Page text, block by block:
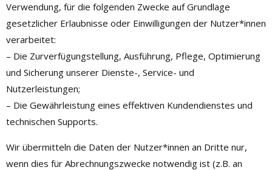
Verwendung, für die folgenden Zwecke auf Grundlage
gesetzlicher Erlaubnisse oder Einwilligungen der Nutzer*innen
verarbeitet:
– Die Zurverfügungstellung, Ausführung, Pflege, Optimierung
und Sicherung unserer Dienste-, Service- und
Nutzerleistungen;
– Die Gewährleistung eines effektiven Kundendienstes und
technischen Supports.
Wir übermitteln die Daten der Nutzer*innen an Dritte nur,
wenn dies für Abrechnungszwecke notwendig ist (z.B. an